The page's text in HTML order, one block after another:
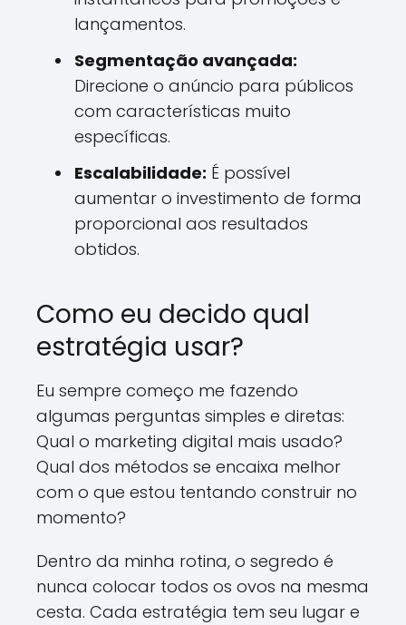
lançamentos.
Segmentação avançada:
Direcione o anúncio para públicos
com características muito
específicas.
Escalabilidade: É possível
aumentar o investimento de forma
proporcional aos resultados
obtidos.
Como eu decido qual
estratégia usar?
Eu sempre começo me fazendo
algumas perguntas simples e diretas:
Qual o marketing digital mais usado?
Qual dos métodos se encaixa melhor
com o que estou tentando construir no
momento?
Dentro da minha rotina, o segredo é
nunca colocar todos os ovos na mesma
cesta. Cada estratégia tem seu lugar e